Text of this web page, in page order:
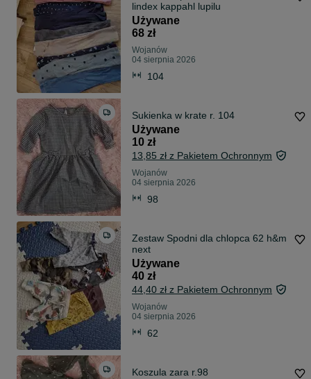
lindex kappahl lupilu
Używane
68 zł
Wojanów
04 sierpnia 2026
104
Sukienka w krate r. 104
Używane
10 zł
13,85 zł z Pakietem Ochronnym
Wojanów
04 sierpnia 2026
98
Zestaw Spodni dla chlopca 62 h&m
next
Używane
40 zł
44,40 zł z Pakietem Ochronnym
Wojanów
04 sierpnia 2026
62
Koszula zara r.98